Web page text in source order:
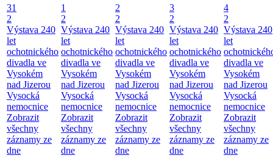
31
2
Výstava 240
let
ochotnického
divadla ve
Vysokém
nad Jizerou
Vysocká
nemocnice
Zobrazit
všechny
záznamy ze
dne
1
2
Výstava 240
let
ochotnického
divadla ve
Vysokém
nad Jizerou
Vysocká
nemocnice
Zobrazit
všechny
záznamy ze
dne
2
2
Výstava 240
let
ochotnického
divadla ve
Vysokém
nad Jizerou
Vysocká
nemocnice
Zobrazit
všechny
záznamy ze
dne
3
2
Výstava 240
let
ochotnického
divadla ve
Vysokém
nad Jizerou
Vysocká
nemocnice
Zobrazit
všechny
záznamy ze
dne
4
2
Výstava 240
let
divadla ve
Vysokém
nad Jizerou
Vysocká
nemocnice
Zobrazit
všechny
záznamy ze
dne